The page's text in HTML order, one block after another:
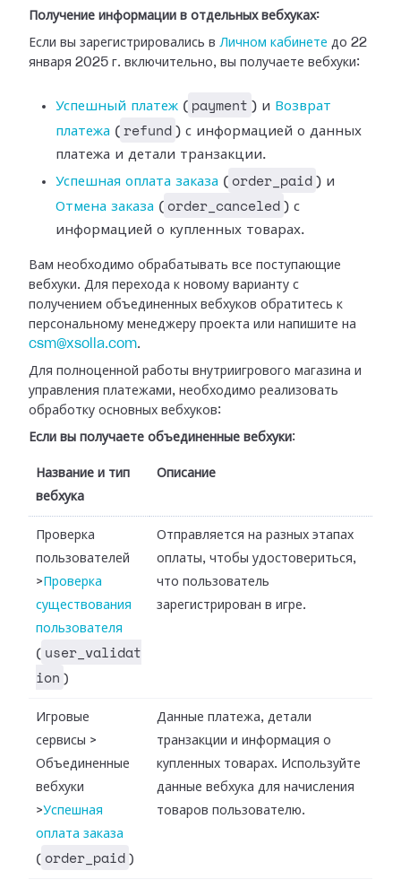
Получение информации в отдельных вебхуках:
Если вы зарегистрировались в Личном кабинете до 22
января 2025 г. включительно, вы получаете вебхуки:
Успешный платеж ( payment ) и Возврат
платежа ( refund ) с информацией о данных
платежа и детали транзакции.
Успешная оплата заказа ( order_paid ) и
Отмена заказа ( order_canceled ) с
информацией о купленных товарах.
Вам необходимо обрабатывать все поступающие
вебхуки. Для перехода к новому варианту с
получением объединенных вебхуков обратитесь к
персональному менеджеру проекта или напишите на
csm@xsolla.com.
Для полноценной работы внутриигрового магазина и
управления платежами, необходимо реализовать
обработку основных вебхуков:
Если вы получаете объединенные вебхуки:
Название и тип
вебхука
Описание
Проверка
пользователей
> Проверка
существования
пользователя
( user_validat
ion )
Отправляется на разных этапах
оплаты, чтобы удостовериться,
что пользователь
зарегистрирован в игре.
Игровые
сервисы >
Объединенные
вебхуки
>Успешная
оплата заказа
( order_paid )
Данные платежа, детали
транзакции и информация о
купленных товарах. Используйте
данные вебхука для начисления
товаров пользователю.